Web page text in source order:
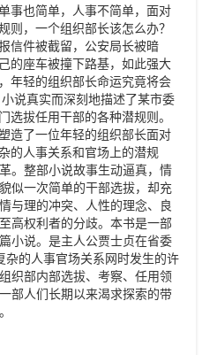
事也简单，人事不简单，面对
则，一个组织部长该怎么办？
信件被截留，公安局长被暗
的座车被撞下路基，如此强大
年轻的组织部长命运究竟将会
说真实而深刻地描述了某市委
选拔任用干部的各种潜规则。
造了一位年轻的组织部长面对
的人事关系和官场上的潜规
。整部小说故事生动逼真，情
似一次简单的干部选拔，却充
与理的冲突、人性的理念、良
高权利者的分歧。本书是一部
小说。是主人公贾士贞在省委
的人事官场关系网时发生的许
织部内部选拔、考察、任用领
部人们长期以来渴求探索的带